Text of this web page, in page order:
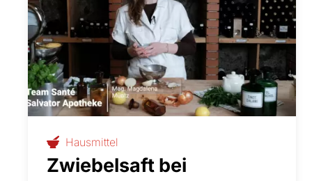
Hausmittel
Zwiebelsaft bei